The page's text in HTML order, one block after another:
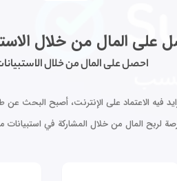
على المال من خلال
احصل على المال من خلال
فيه الاعتماد على الإنترنت، أصبح البحث
لربح المال من خلال المشاركة في